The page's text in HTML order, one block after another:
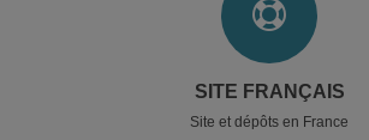
SITE FRANÇAIS
Site et dépôts en France